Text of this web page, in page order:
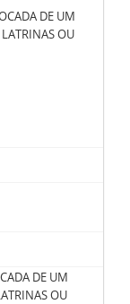
DE UM
OU
DE UM
OU